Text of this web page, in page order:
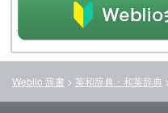
Weblio 辞書 > 英和辞典・和英辞典 >